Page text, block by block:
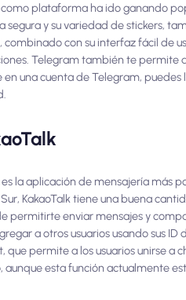
plataforma ha ido ganando
segura y su variedad de stickers,
combinado con su interfaz fácil de
Telegram también te permite
en una cuenta de Telegram,
es la aplicación de mensajería más
KakaoTalk tiene una buena
permitirte enviar mensajes y
a otros usuarios usando sus
que permite a los usuarios unirse
aunque esta función actualmente